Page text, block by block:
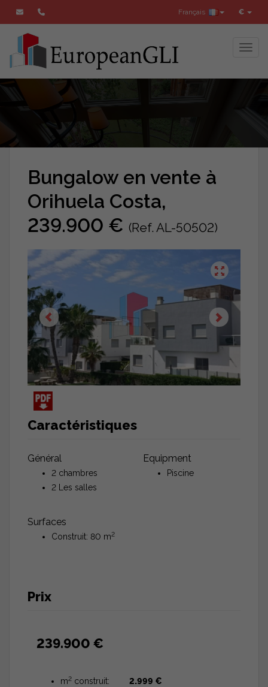
€
Français
Bungalow en vente à
Orihuela Costa,
239.900 € (Ref. AL-50502)
Caractéristiques
Général
2 chambres
2 Les salles
Surfaces
Construit: 80 m2
Equipment
Piscine
Prix
239.900 €
m2 construit: 2.999 €